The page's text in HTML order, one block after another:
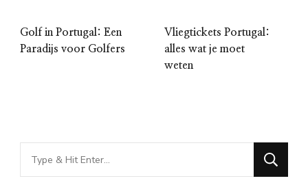
Golf in Portugal: Een
Paradijs voor Golfers
Vliegtickets Portugal:
alles wat je moet
weten
Looking
for